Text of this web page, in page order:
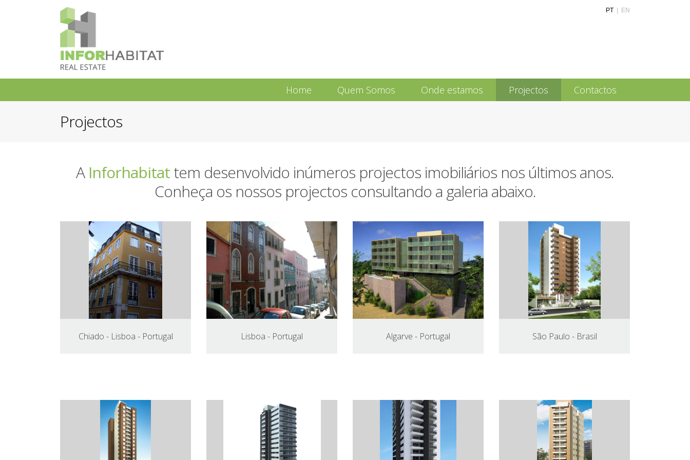
PT EN
Home Quem Somos Onde estamos Projectos Contactos
Projectos
A Inforhabitattem desenvolvido inúmeros projectos imobiliários nos últimos anos.
Conheça os nossos projectos consultando a galeria abaixo.
Chiado - Lisboa - Portugal Lisboa - Portugal Algarve - Portugal São Paulo - Brasil